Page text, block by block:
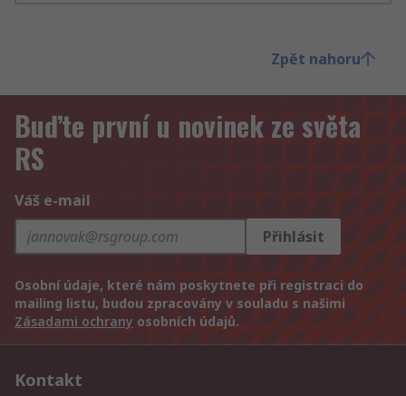
Zpět nahoru
Buďte první u novinek ze světa
RS
Váš e-mail
Přihlásit
Osobní údaje, které nám poskytnete při registraci do
mailing listu, budou zpracovány v souladu s našimi
Zásadami ochrany osobních údajů.
Kontakt